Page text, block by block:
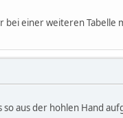
bei einer weiteren
so aus der hohlen Hand